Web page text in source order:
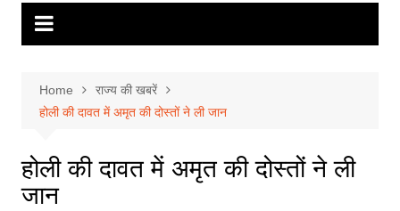
Home
राज्य की खबरें
होली की दावत में अमृत की दोस्तों ने ली जान
होली की दावत में अमृत की दोस्तों ने ली
जान